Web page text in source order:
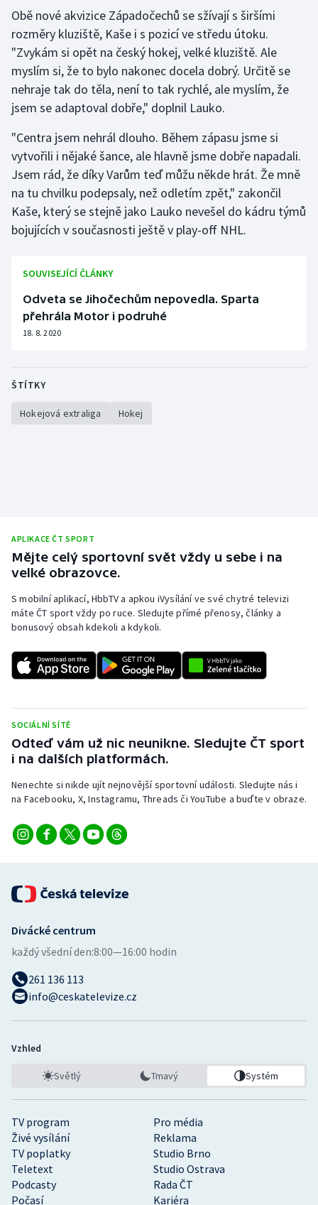
Plavání
Plážový volejbal
Ragby
Rychlostní kanoistika
Short track
Sportovní střelba
Triatlon
Veslování
Obě nové akvizice Západočechů se sžívají s širšími
rozměry kluziště, Kaše i s pozicí ve středu útoku.
"Zvykám si opět na český hokej, velké kluziště. Ale
myslím si, že to bylo nakonec docela dobrý. Určitě se
nehraje tak do těla, není to tak rychlé, ale myslím, že
jsem se adaptoval dobře," doplnil Lauko.
"Centra jsem nehrál dlouho. Během zápasu jsme si
vytvořili i nějaké šance, ale hlavně jsme dobře napadali.
Jsem rád, že díky Varům teď můžu někde hrát. Že mně
na tu chvilku podepsaly, než odletím zpět," zakončil
Kaše, který se stejně jako Lauko nevešel do kádru týmů
bojujících v současnosti ještě v play-off NHL.
SOUVISEJÍCÍ ČLÁNKY
Odveta se Jihočechům nepovedla. Sparta
přehrála Motor i podruhé
18. 8. 2020
ŠTÍTKY
Hokejová extraliga Hokej
APLIKACE ČT SPORT
Mějte celý sportovní svět vždy u sebe i na
velké obrazovce.
S mobilní aplikací, HbbTV a apkou iVysílání ve své chytré televizi
máte ČT sport vždy po ruce. Sledujte přímé přenosy, články a
bonusový obsah kdekoli a kdykoli.
SOCIÁLNÍ SÍTĚ
Odteď vám už nic neunikne. Sledujte ČT sport
i na dalších platformách.
Nenechte si nikde ujít nejnovější sportovní události. Sledujte nás i
na Facebooku, X, Instagramu, Threads či YouTube a buďte v obraze.
TV program
Pro média
Živé vysílání
Reklama
TV poplatky
Studio Brno
Teletext
Studio Ostrava
Podcasty
Rada ČT
Počasí
Kariéra
Divácké centrum
každý všední den:8:00—16:00 hodin
261 136 113
info@ceskatelevize.cz
Vzhled
Světlý Tmavý Systém